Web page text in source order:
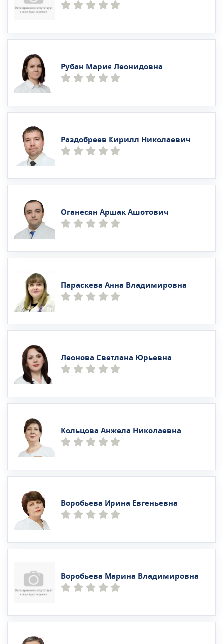
Рубан Мария Леонидовна
Раздобреев Кирилл Николаевич
Оганесян Аршак Ашотович
Параскева Анна Владимировна
Леонова Светлана Юрьевна
Кольцова Анжела Николаевна
Воробьева Ирина Евгеньевна
Воробьева Марина Владимировна